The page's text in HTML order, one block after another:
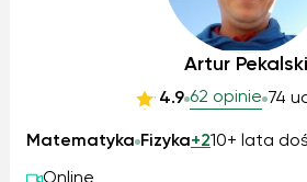
Artur Pekalski
4.9 62 opinie 74
Matematyka Fizyka+210+ lata